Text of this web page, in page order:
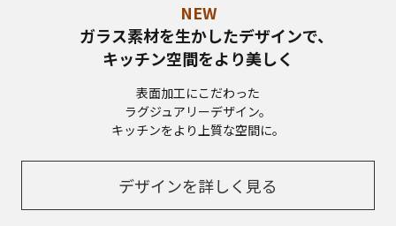
NEW
ガラス素材を生かしたデザインで、
キッチン空間をより美しく
表面加工にこだわった
ラグジュアリーデザイン。
キッチンをより上質な空間に。
デザインを詳しく見る​